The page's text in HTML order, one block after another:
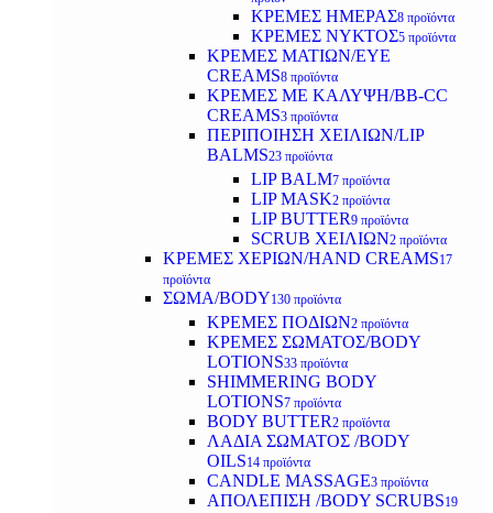
ΚΡΕΜΕΣ ΗΜΕΡΑΣ8 προϊόντα
ΚΡΕΜΕΣ ΝΥΚΤΟΣ5 προϊόντα
ΚΡΕΜΕΣ ΜΑΤΙΩΝ/EYE
CREAMS8 προϊόντα
ΚΡΕΜΕΣ ΜΕ ΚΑΛΥΨΗ/BB-CC
CREAMS3 προϊόντα
ΠΕΡΙΠΟΙΗΣΗ ΧΕΙΛΙΩΝ/LIP
BALMS23 προϊόντα
LIP BALM7 προϊόντα
LIP MASK2 προϊόντα
LIP BUTTER9 προϊόντα
SCRUB ΧΕΙΛΙΩΝ2 προϊόντα
ΚΡΕΜΕΣ ΧΕΡΙΩΝ/HAND CREAMS17
προϊόντα
ΣΩΜΑ/BODY130 προϊόντα
ΚΡΕΜΕΣ ΠΟΔΙΩΝ2 προϊόντα
ΚΡΕΜΕΣ ΣΩΜΑΤΟΣ/BODY
LOTIONS33 προϊόντα
SHIMMERING BODY
LOTIONS7 προϊόντα
BODY BUTTER2 προϊόντα
ΛΑΔΙΑ ΣΩΜΑΤΟΣ /BODY
OILS14 προϊόντα
CANDLE MASSAGE3 προϊόντα
ΑΠΟΛΕΠΙΣΗ /BODY SCRUBS19